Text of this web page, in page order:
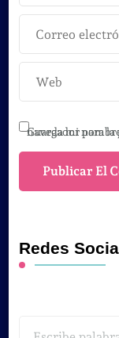
Guarda mi nombre, correo electrónico
Redes